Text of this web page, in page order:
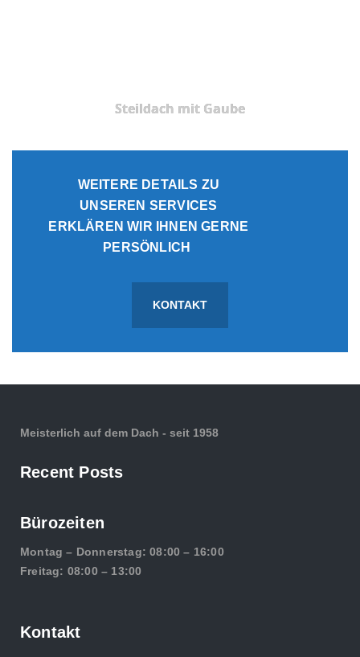
Steildach mit Gaube
WEITERE DETAILS ZU
UNSEREN SERVICES
ERKLÄREN WIR IHNEN GERNE
PERSÖNLICH
KONTAKT
Meisterlich auf dem Dach - seit 1958
Recent Posts
Bürozeiten
Montag – Donnerstag: 08:00 – 16:00
Freitag: 08:00 – 13:00
Kontakt